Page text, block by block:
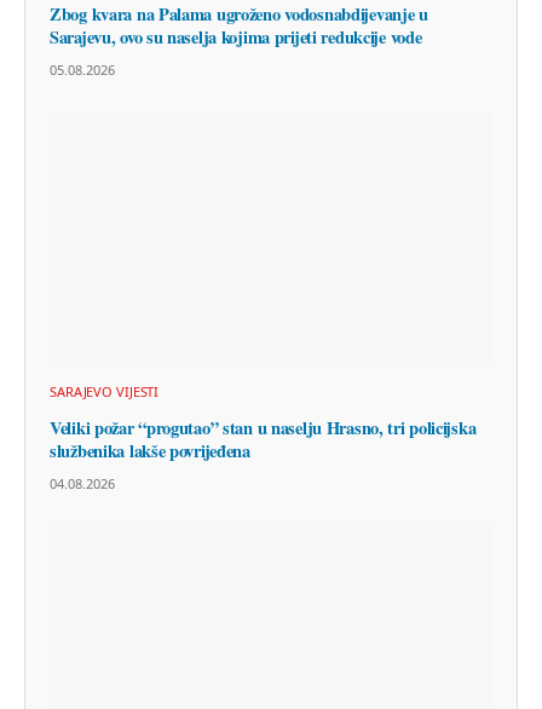
Zbog kvara na Palama ugroženo vodosnabdijevanje u
Sarajevu, ovo su naselja kojima prijeti redukcije vode
05.08.2026
SARAJEVO VIJESTI
Veliki požar “progutao” stan u naselju Hrasno, tri policijska
službenika lakše povrijeđena
04.08.2026